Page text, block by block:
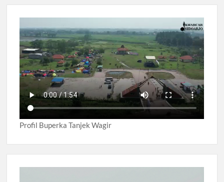
Profil Buperka Tanjek Wagir